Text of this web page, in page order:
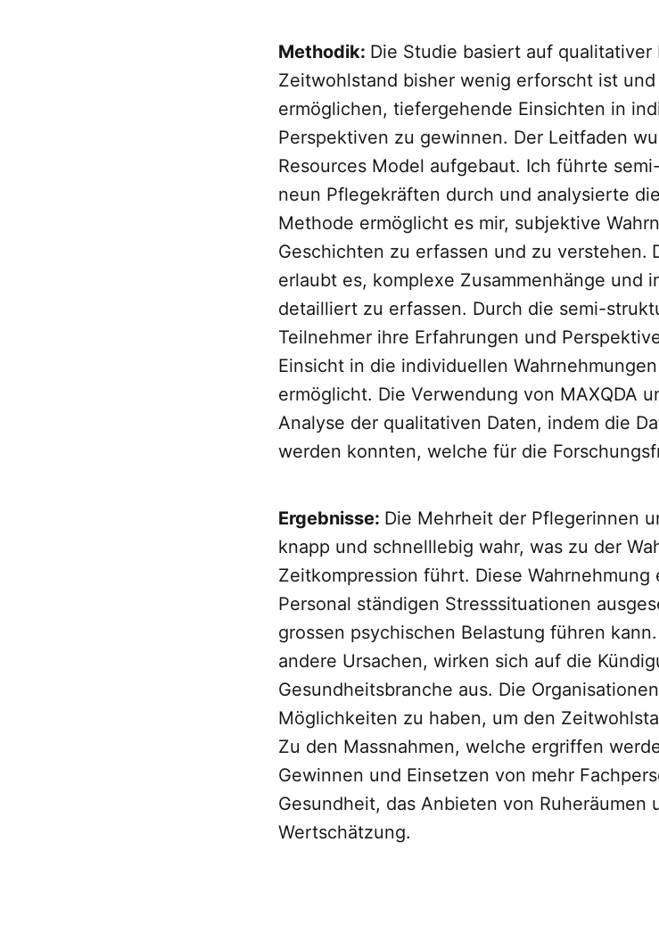
Methodik: Die Studie basiert auf qualitativer
Zeitwohlstand bisher wenig erforscht ist
ermöglichen, tiefergehende Einsichten in
Perspektiven zu gewinnen. Der Leitfaden
Resources Model aufgebaut. Ich führte
neun Pflegekräften durch und analysierte
Methode ermöglicht es mir, subjektive
Geschichten zu erfassen und zu verstehen.
erlaubt es, komplexe Zusammenhänge und
detailliert zu erfassen. Durch die semi-
Teilnehmer ihre Erfahrungen und
Einsicht in die individuellen
ermöglicht. Die Verwendung von MAXQDA
Analyse der qualitativen Daten, indem die
werden konnten, welche für die
Ergebnisse: Die Mehrheit der Pflegerinnen
knapp und schnelllebig wahr, was zu der
Zeitkompression führt. Diese Wahrnehmung
Personal ständigen Stresssituationen
grossen psychischen Belastung führen
andere Ursachen, wirken sich auf die
Gesundheitsbranche aus. Die
Möglichkeiten zu haben, um den
Zu den Massnahmen, welche ergriffen
Gewinnen und Einsetzen von mehr
Gesundheit, das Anbieten von Ruheräumen
Wertschätzung.